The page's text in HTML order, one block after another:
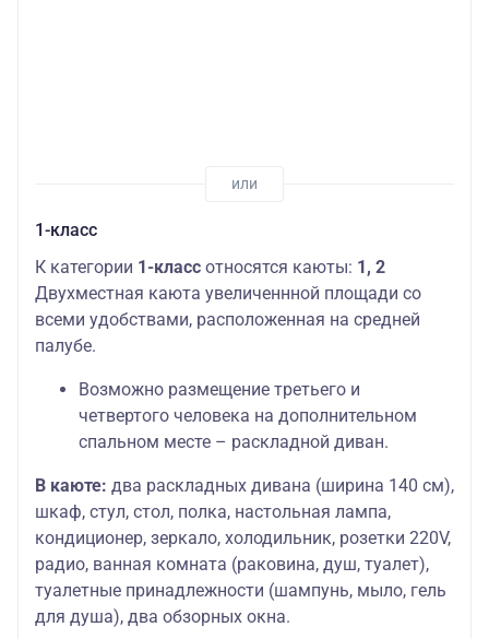
1-класс
К категории 1-класс относятся каюты: 1, 2
Двухместная каюта увеличеннной площади со
всеми удобствами, расположенная на средней
палубе.
Возможно размещение третьего и
четвертого человека на дополнительном
спальном месте – раскладной диван.
В каюте: два раскладных дивана (ширина 140 см),
шкаф, стул, стол, полка, настольная лампа,
кондиционер, зеркало, холодильник, розетки 220V,
радио, ванная комната (раковина, душ, туалет),
туалетные принадлежности (шампунь, мыло, гель
для душа), два обзорных окна.